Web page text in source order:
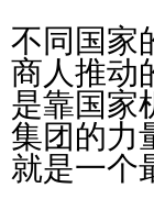
不同国家
商人推动
是靠国家
集团的力
就是一个